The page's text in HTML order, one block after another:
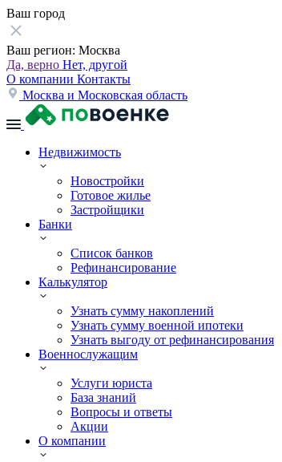
Ваш город
Ваш регион: Москва
Да, верно Нет, другой
О компании Контакты
Москва и Московская область
Недвижимость
Новостройки
Готовое жилье
Застройщики
Банки
Список банков
Рефинансирование
Калькулятор
Узнать сумму накоплений
Узнать сумму военной ипотеки
Узнать выгоду от рефинансирования
Военнослужащим
Услуги юриста
База знаний
Вопросы и ответы
Акции
О компании